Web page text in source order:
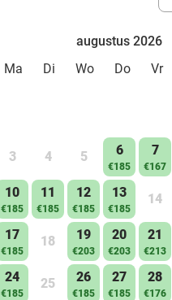
augustus 2026
Ma
Di Wo Do Vr
3 4 5 6
€185
7
€167
10
€185
11
€185
12
€185
13
€185
14
17
€185
18 19
€203
20
€203
21
€213
24
€185
25 26
€185
27
€185
28
€176